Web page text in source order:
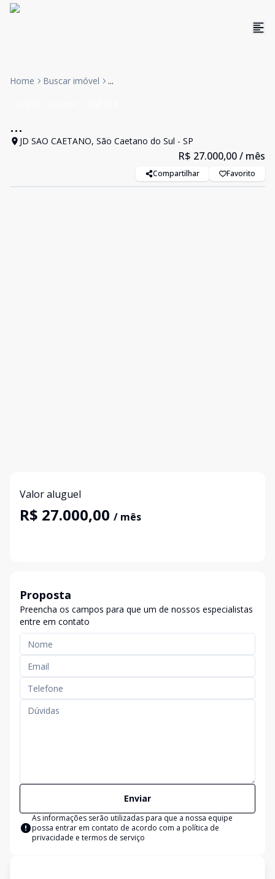
Home Buscar imóvel ...
...
JD SAO CAETANO, São Caetano do Sul - SP
R$ 27.000,00/ mês
Compartilhar Favorito
Valor aluguel
R$ 27.000,00 / mês
Proposta
Preencha os campos para que um de nossos especialistas
entre em contato
Enviar
As informações serão utilizadas para que a nossa equipe
possa entrar em contato de acordo com a política de
privacidade e termos de serviço